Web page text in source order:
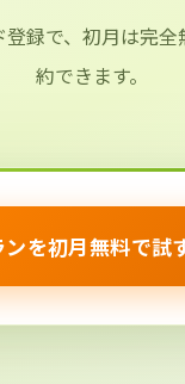
録で、初月は完
約できます。
ンを初月無料で試